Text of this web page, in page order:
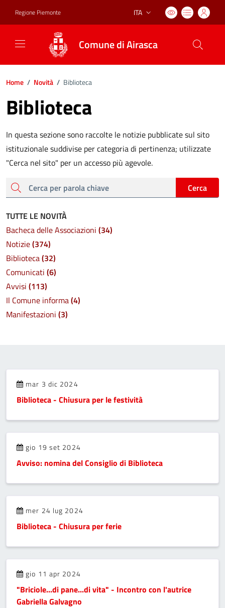
Regione Piemonte Lingua attiva:
ITA
Comune di Airasca
Home / Novità / Biblioteca
Biblioteca
In questa sezione sono raccolte le notizie pubblicate sul sito
istituzionale suddivise per categoria di pertinenza; utilizzate
"Cerca nel sito" per un accesso più agevole.
cerca
Cerca
TUTTE LE NOVITÀ
Bacheca delle Associazioni (34)
Notizie(374)
Biblioteca(32)
Comunicati (6)
Avvisi (113)
Il Comune informa(4)
Manifestazioni (3)
mar 3 dic 2024
Biblioteca - Chiusura per le festività
gio 19 set 2024
Avviso: nomina del Consiglio di Biblioteca
mer 24 lug 2024
Biblioteca - Chiusura per ferie
gio 11 apr 2024
"Briciole...di pane...di vita" - Incontro con l'autrice
Gabriella Galvagno